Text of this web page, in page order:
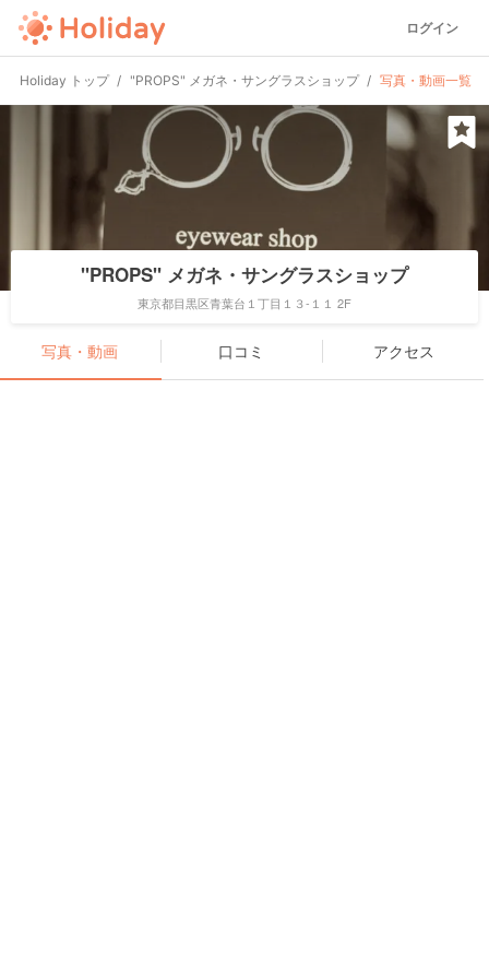
ログイン
Holiday トップ "PROPS" メガネ・サングラスショップ 写真・動画一覧
"PROPS" メガネ・サングラスショップ
東京都目黒区青葉台１丁目１３-１１ 2F
写真・動画 口コミ アクセス